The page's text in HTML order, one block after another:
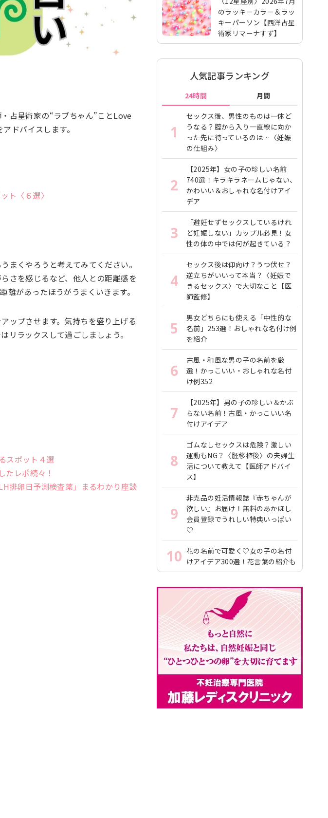
占星術家の“ラブちゃん”ことLove
ドバイスします。
ト〈６選〉
まくやろうと考えてみてください。
さを感じるなど、他人との距離感を
があったほうがうまくいきます。
ップさせます。気持ちを盛り上げる
リラックスして過ごしましょう。
スポット４選
たレポ続々！
排卵日予測検査薬」まるわかり座談
のラッキーカラー＆ラッ
キーパーソン【西洋占星
術家リマーナすず】
人気記事ランキング
24時間 月間
1
セックス後、男性のものは一体ど
うなる？腟から入り一直線に向か
った先に待っているのは…〈妊娠
の仕組み〉
2
【2025年】女の子の珍しい名前
740選！キラキラネームじゃない、
かわいい＆おしゃれな名付けアイ
デア
3
「避妊せずセックスしているけれ
ど妊娠しない」カップル必見！女
性の体の中では何が起きている？
4
セックス後は仰向け？うつ伏せ？
逆立ちがいいって本当？〈妊娠で
きるセックス〉で大切なこと【医
師監修】
5
男女どちらにも使える「中性的な
名前」253選！おしゃれな名付け例
を紹介
6
古風・和風な男の子の名前を厳
選！かっこいい・おしゃれな名付
け例352
7
【2025年】男の子の珍しい＆かぶ
らない名前！古風・かっこいい名
付けアイデア
8
ゴムなしセックスは危険？激しい
運動もNG？〈胚移植後〉の夫婦生
活について教えて【医師アドバイ
ス】
9
非売品の妊活情報誌『赤ちゃんが
欲しい』お届け！無料のあかほし
会員登録でうれしい特典いっぱい
♡
10 花の名前で可愛く♡女の子の名付
けアイデア300選！花言葉の紹介も